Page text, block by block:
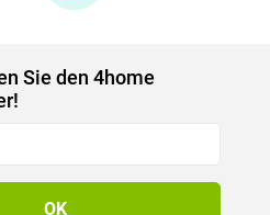
Sie den 4home